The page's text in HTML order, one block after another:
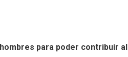
para poder contribuir al